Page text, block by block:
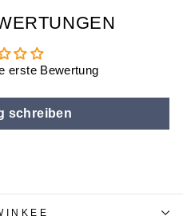
erste Bewertung
schreiben